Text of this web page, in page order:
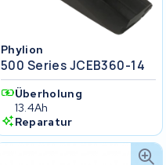
Phylion
500 Series JCEB360-14
Überholung
13.4Ah
Reparatur